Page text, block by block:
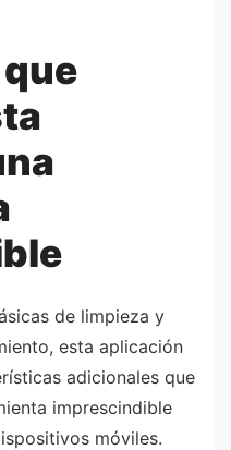
de limpieza y
esta aplicación
adicionales que
imprescindible
móviles.